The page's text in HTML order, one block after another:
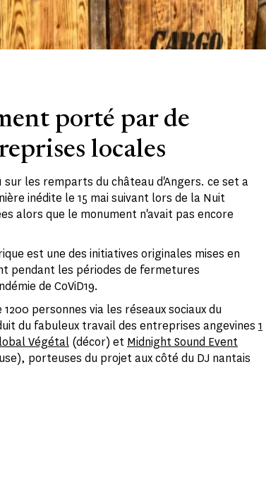
porté par de
locales
sur les remparts du château d'Angers. ce set a
inédite le 15 mai suivant lors de la Nuit
alors que le monument n'avait pas encore
est une des initiatives originales mises en
pendant les périodes de fermetures
de CoViD19.
personnes via les réseaux sociaux du
du fabuleux travail des entreprises angevines 1
Végétal (décor) et Midnight Sound Event
porteuses du projet aux côté du DJ nantais